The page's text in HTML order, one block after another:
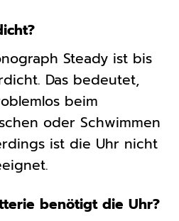
Steady ist bis
Das bedeutet,
beim
oder Schwimmen
ist die Uhr nicht
benötigt die Uhr?